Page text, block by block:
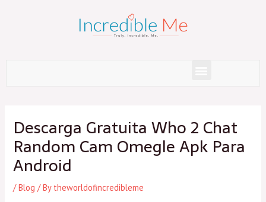
Menu
Descarga Gratuita Who 2 Chat
Random Cam Omegle Apk Para
Android
/Blog / By theworldofincredibleme